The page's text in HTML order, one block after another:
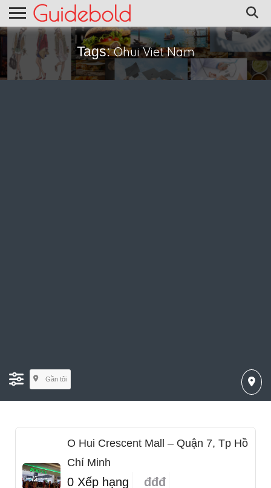
Tags:Ohui Viet Nam
Gần tôi
O Hui Crescent Mall – Quận 7, Tp Hồ
Chí Minh
0 Xếp hạng
đđđ